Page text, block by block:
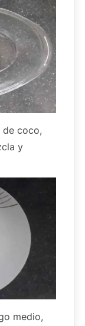
de coco,
y
medio,